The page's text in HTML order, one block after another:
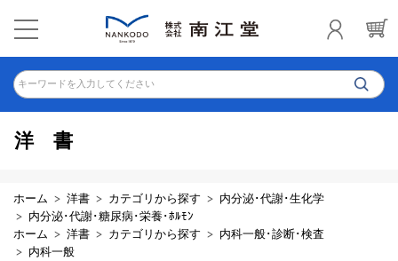
キーワードを入力してください
洋書
ホーム 洋書 カテゴリから探す
内分泌･代謝･生化学
内分泌･代謝･糖尿病･栄養･ﾎﾙﾓﾝ
ホーム
洋書 カテゴリから探す
内科一般･診断･検査
内科一般